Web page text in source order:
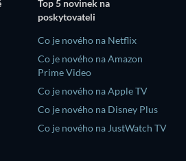
Top 5 novinek na
poskytovateli
Co je nového na Netflix
Co je nového na Amazon
Prime Video
Co je nového na Apple TV
Co je nového na Disney Plus
Co je nového na JustWatch TV